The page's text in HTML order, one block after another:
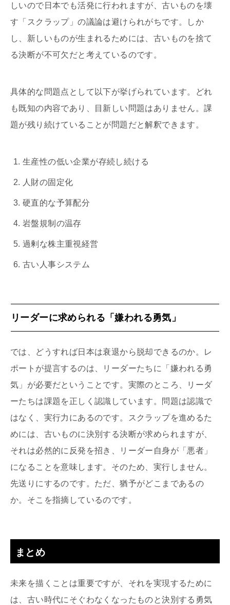
しいので日本でも活発に行われますが、古いものを壊
す「スクラップ」の議論は避けられがちです。しか
し、新しいものが生まれるためには、古いものを捨て
る決断が不可欠だと考えているのです。
具体的な問題点として以下が挙げられています。どれ
も既知の内容であり、目新しい問題はありません。課
題が残り続けていることが問題だと解釈できます。
生産性の低い企業が存続し続ける
人財の固定化
硬直的な予算配分
岩盤規制の温存
過剰な株主重視経営
古い人事システム
リーダーに求められる「嫌われる勇気」
では、どうすれば日本は衰退から脱却できるのか。レ
ポートが提言するのは、リーダーたちに「嫌われる勇
気」が必要だということです。実際のところ、リーダ
ーたちは課題を正しく認識しています。問題は認識で
はなく、実行力にあるのです。スクラップを進めるた
めには、古いものに決別する決断が求められますが、
それは必然的に反発を招き、リーダー自身が「悪者」
になることを意味します。そのため、実行しません。
先送りにするのです。ただ、猶予がどこまであるの
か。そこを指摘しているのです。
まとめ
未来を描くことは重要ですが、それを実現するために
は、古い時代にそぐわなくなったものと決別する勇気